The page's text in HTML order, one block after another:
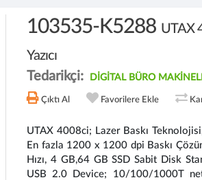
103535-K5288 UTAX
Yazıcı
Tedarikçi:
DİGİTAL BÜRO
Çıktı Al Favorilere Ekle
UTAX 4008ci; Lazer Baskı
En fazla 1200 x 1200 dpi Baskı
Hızı, 4 GB,64 GB SSD Sabit Disk
USB 2.0 Device; 10/100/1000T